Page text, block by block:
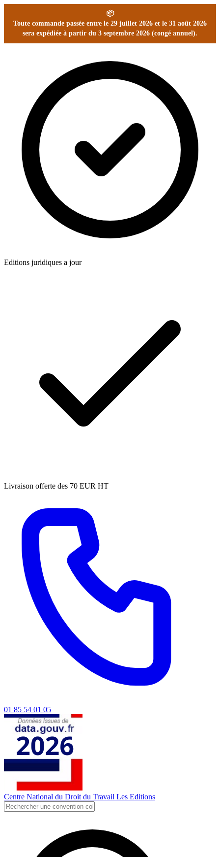
📦
Toute commande passée entre le 29 juillet 2026 et le 31 août 2026
sera expédiée à partir du 3 septembre 2026 (congé annuel).
Editions juridiques a jour
Livraison offerte des 70 EUR HT
01 85 54 01 05
Centre National du Droit du Travail Les Editions